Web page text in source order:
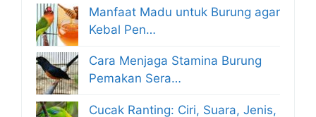
Manfaat Madu untuk Burung agar
Kebal Pen…
Cara Menjaga Stamina Burung
Pemakan Sera…
Cucak Ranting: Ciri, Suara, Jenis,